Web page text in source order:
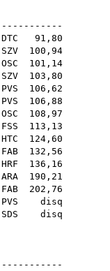
DTC 91,80
SZV 100,94
OSC 101,14
SZV 103,80
PVS 106,62
PVS 106,88
OSC 108,97
FSS 113,13
HTC 124,60
FAB 132,56
HRF 136,16
ARA 190,21
FAB 202,76
PVS disq
SDS disq